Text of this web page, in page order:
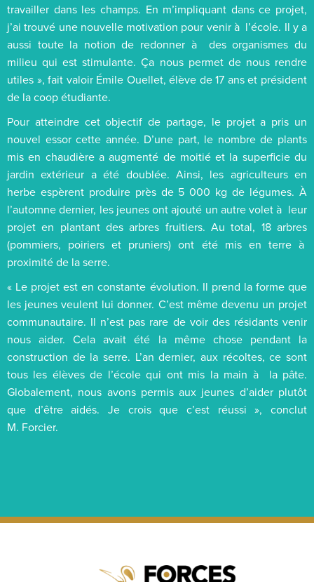
travailler dans les champs. En m’impliquant dans ce projet,
j’ai trouvé une nouvelle motivation pour venir à l’école. Il y a
aussi toute la notion de redonner à des organismes du
milieu qui est stimulante. Ça nous permet de nous rendre
utiles », fait valoir Émile Ouellet, élève de 17 ans et président
de la coop étudiante.
Pour atteindre cet objectif de partage, le projet a pris un
nouvel essor cette année. D’une part, le nombre de plants
mis en chaudière a augmenté de moitié et la superficie du
jardin extérieur a été doublée. Ainsi, les agriculteurs en
herbe espèrent produire près de 5 000 kg de légumes. À
l’automne dernier, les jeunes ont ajouté un autre volet à leur
projet en plantant des arbres fruitiers. Au total, 18 arbres
(pommiers, poiriers et pruniers) ont été mis en terre à
proximité de la serre.
« Le projet est en constante évolution. Il prend la forme que
les jeunes veulent lui donner. C’est même devenu un projet
communautaire. Il n’est pas rare de voir des résidants venir
nous aider. Cela avait été la même chose pendant la
construction de la serre. L’an dernier, aux récoltes, ce sont
tous les élèves de l’école qui ont mis la main à la pâte.
Globalement, nous avons permis aux jeunes d’aider plutôt
que d’être aidés. Je crois que c’est réussi », conclut
M. Forcier.